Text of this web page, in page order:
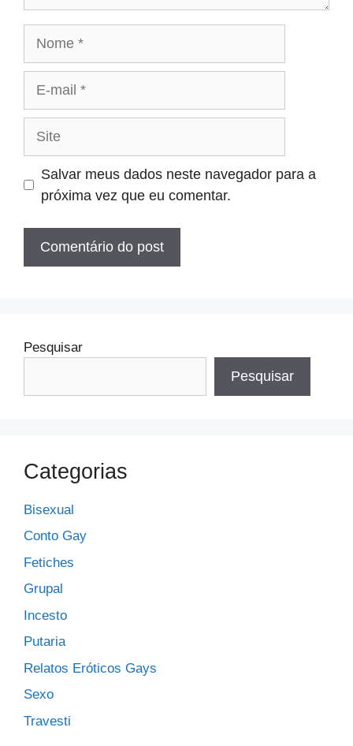
Salvar meus dados neste navegador para a
próxima vez que eu comentar.
Pesquisar
Pesquisar
Categorias
Bisexual
Conto Gay
Fetiches
Grupal
Incesto
Putaria
Relatos Eróticos Gays
Sexo
Travesti